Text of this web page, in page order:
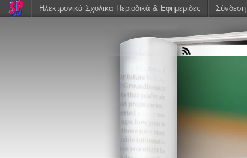
Ηλεκτρονικά Σχολικά Περιοδικά & Εφημερίδες Σύνδεση